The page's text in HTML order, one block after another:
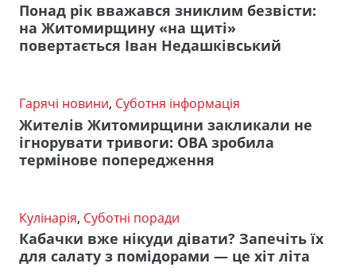
Понад рік вважався зниклим безвісти:
на Житомирщину «на щиті»
повертається Іван Недашківський
Гарячі новини, Суботня інформація
Жителів Житомирщини закликали не
ігнорувати тривоги: ОВА зробила
термінове попередження
Кулінарія, Суботні поради
Кабачки вже нікуди дівати? Запечіть їх
для салату з помідорами — це хіт літа